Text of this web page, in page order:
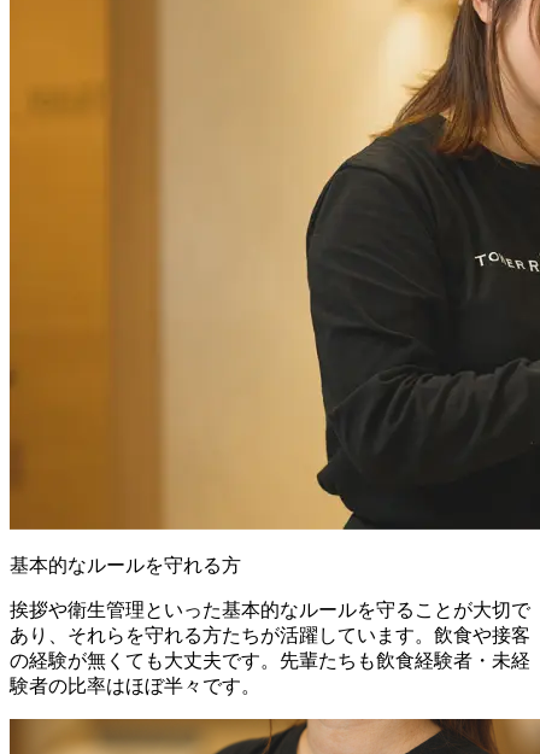
基本的なルールを守れる方
挨拶や衛生管理といった基本的なルールを守ることが大切で
あり、それらを守れる方たちが活躍しています。飲食や接客
の経験が無くても大丈夫です。先輩たちも飲食経験者・未経
験者の比率はほぼ半々です。